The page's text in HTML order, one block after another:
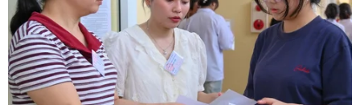
Ông Kim Jong-un viếng Đài liệt sĩ